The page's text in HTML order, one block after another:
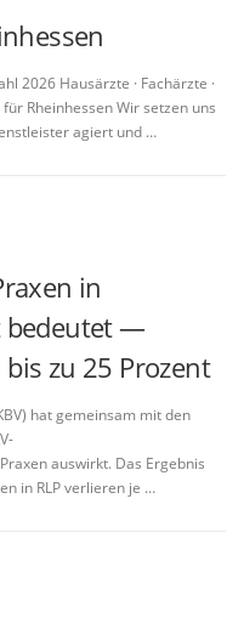
2026 Hausärzte · Fachärzte ·
Rheinhessen Wir setzen uns
agiert und …
in
bedeutet —
zu 25 Prozent
hat gemeinsam mit den
auswirkt. Das Ergebnis
in RLP verlieren je …